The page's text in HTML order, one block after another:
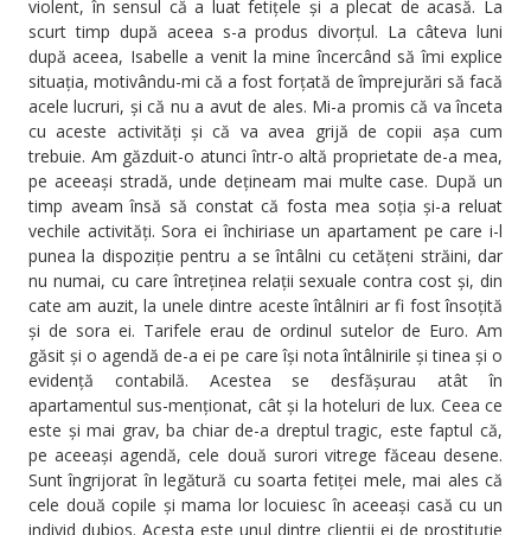
violent, în sensul că a luat fetițele și a plecat de acasă. La
scurt timp după aceea s-a produs divorțul. La câteva luni
după aceea, Isabelle a venit la mine încercând să îmi explice
situația, motivându-mi că a fost forțată de împrejurări să facă
acele lucruri, și că nu a avut de ales. Mi-a promis că va înceta
cu aceste activități și că va avea grijă de copii așa cum
trebuie. Am găzduit-o atunci într-o altă proprietate de-a mea,
pe aceeași stradă, unde dețineam mai multe case. După un
timp aveam însă să constat că fosta mea soția și-a reluat
vechile activități. Sora ei închiriase un apartament pe care i-l
punea la dispoziție pentru a se întâlni cu cetățeni străini, dar
nu numai, cu care întreținea relații sexuale contra cost și, din
cate am auzit, la unele dintre aceste întâlniri ar fi fost însoțită
și de sora ei. Tarifele erau de ordinul sutelor de Euro. Am
găsit și o agendă de-a ei pe care își nota întâlnirile și tinea și o
evidență contabilă. Acestea se desfășurau atât în
apartamentul sus-menționat, cât și la hoteluri de lux. Ceea ce
este și mai grav, ba chiar de-a dreptul tragic, este faptul că,
pe aceeași agendă, cele două surori vitrege făceau desene.
Sunt îngrijorat în legătură cu soarta fetiței mele, mai ales că
cele două copile și mama lor locuiesc în aceeași casă cu un
individ dubios. Acesta este unul dintre clienții ei de prostituție